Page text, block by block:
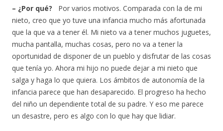
– ¿Por qué? Por varios motivos. Comparada con la de mi
nieto, creo que yo tuve una infancia mucho más afortunada
que la que va a tener él. Mi nieto va a tener muchos juguetes,
mucha pantalla, muchas cosas, pero no va a tener la
oportunidad de disponer de un pueblo y disfrutar de las cosas
que tenía yo. Ahora mi hijo no puede dejar a mi nieto que
salga y haga lo que quiera. Los ámbitos de autonomía de la
infancia parece que han desaparecido. El progreso ha hecho
del niño un dependiente total de su padre. Y eso me parece
un desastre, pero es algo con lo que hay que lidiar.